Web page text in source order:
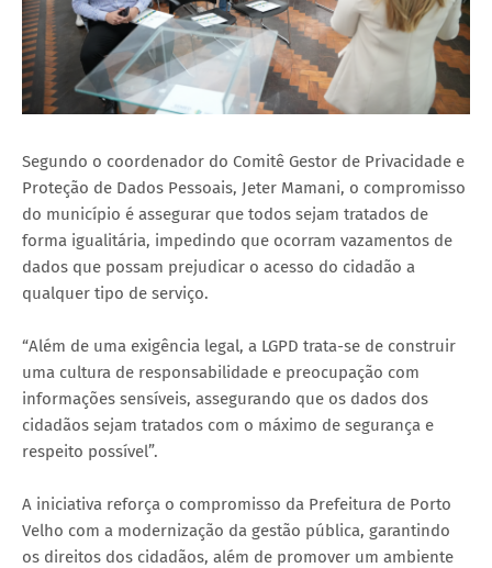
Segundo o coordenador do Comitê Gestor de Privacidade e
Proteção de Dados Pessoais, Jeter Mamani, o compromisso
do município é assegurar que todos sejam tratados de
forma igualitária, impedindo que ocorram vazamentos de
dados que possam prejudicar o acesso do cidadão a
qualquer tipo de serviço.
“Além de uma exigência legal, a LGPD trata-se de construir
uma cultura de responsabilidade e preocupação com
informações sensíveis, assegurando que os dados dos
cidadãos sejam tratados com o máximo de segurança e
respeito possível”.
A iniciativa reforça o compromisso da Prefeitura de Porto
Velho com a modernização da gestão pública, garantindo
os direitos dos cidadãos, além de promover um ambiente